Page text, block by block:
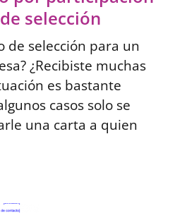
selección
de selección para un
¿Recibiste muchas
es bastante
casos solo se
una carta a quien